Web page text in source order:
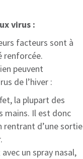
virus :
facteurs sont à
renforcée.
peuvent
de l’hiver :
la plupart des
mains. Il est donc
rentrant d’une sortie
un spray nasal,